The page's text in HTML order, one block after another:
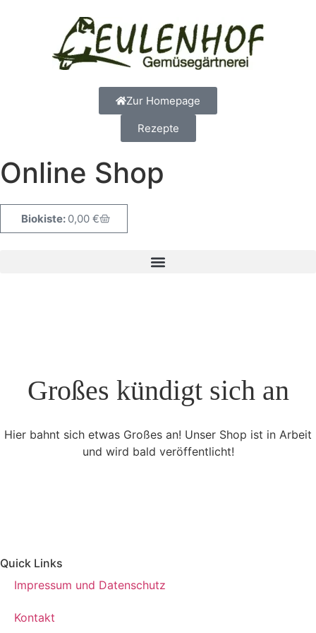
Zur Homepage
Rezepte
Online Shop
0,00 €
Großes kündigt sich an
Hier bahnt sich etwas Großes an! Unser Shop ist in Arbeit
und wird bald veröffentlicht!
Quick Links
Impressum und Datenschutz
Kontakt